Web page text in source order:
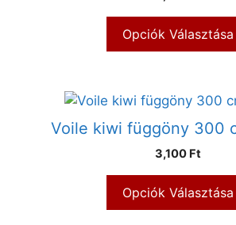
Opciók Választása
Voile kiwi függöny 300
3,100 Ft
Opciók Választása